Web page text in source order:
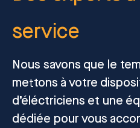
service
Nous savons que le
mettons à votre
d’éléctriciens et une
dédiée pour vous